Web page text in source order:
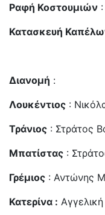
Ραφή Κοστουμιών
Κατασκευή
Διανομή :
Λουκέντιος :
Τράνιος : Στράτος
Μπατίστας :
Γρέμιος : Αντώνης
Κατερίνα :